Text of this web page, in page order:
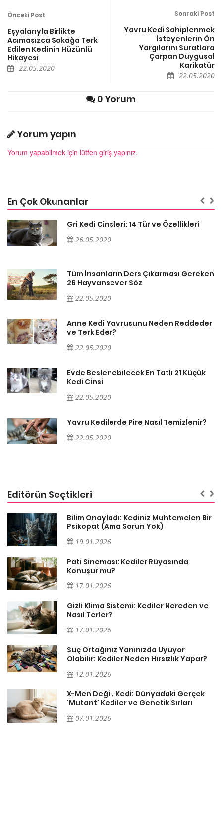
Önceki Post
Eşyalarıyla Birlikte
Acımasızca Sokağa Terk
Edilen Kedinin Hüzünlü
Hikayesi
22.05.2020
Sonraki Post
Yavru Kedi Sahiplenmek
İsteyenlerin Ön
Yargılarını Suratlara
Çarpan Duygusal
Karikatür
22.05.2020
0 Yorum
Yorum yapın
Yorum yapabilmek için lütfen giriş yapınız.
En Çok Okunanlar
Gri Kedi Cinsleri: 14 Tür ve Özellikleri
26.05.2020
Tüm İnsanların Ders Çıkarması Gereken
26 Hayvansever Söz
22.05.2020
Anne Kedi Yavrusunu Neden Reddeder
ve Terk Eder?
22.05.2020
Evde Beslenebilecek En Tatlı 21 Küçük
Kedi Cinsi
22.05.2020
Yavru Kedilerde Pire Nasıl Temizlenir?
22.05.2020
Editörün Seçtikleri
Bilim Onayladı: Kediniz Muhtemelen Bir
Psikopat (Ama Sorun Yok)
19.01.2026
Pati Sineması: Kediler Rüyasında
Konuşur mu?
17.01.2026
Gizli Klima Sistemi: Kediler Nereden ve
Nasıl Terler?
17.01.2026
Suç Ortağınız Yanınızda Uyuyor
Olabilir: Kediler Neden Hırsızlık Yapar?
12.01.2026
X-Men Değil, Kedi: Dünyadaki Gerçek
'Mutant' Kediler ve Genetik Sırları
07.01.2026